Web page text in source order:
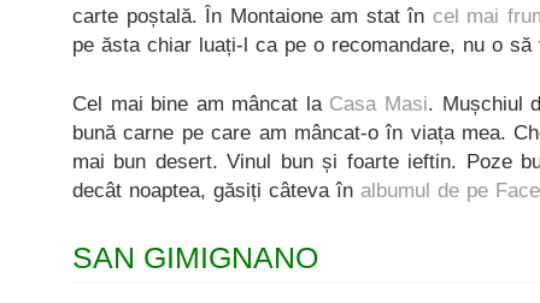
carte poștală. În Montaione am stat în cel mai
pe ăsta chiar luați-l ca pe o recomandare, nu o să
Cel mai bine am mâncat la Casa Masi. Mușchiul
bună carne pe care am mâncat-o în viața mea.
mai bun desert. Vinul bun și foarte ieftin. Poze
decât noaptea, găsiți câteva în albumul de pe
SAN GIMIGNANO